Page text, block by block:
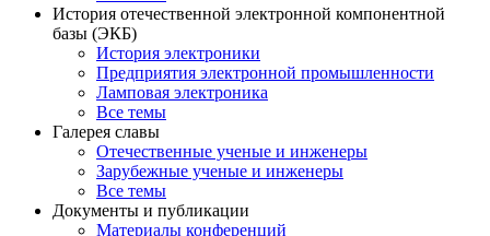
История отечественной электронной компонентной
базы (ЭКБ)
История электроники
Предприятия электронной промышленности
Ламповая электроника
Все темы
Галерея славы
Отечественные ученые и инженеры
Зарубежные ученые и инженеры
Все темы
Документы и публикации
Материалы конференций